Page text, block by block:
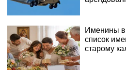
Именины в
список
старому